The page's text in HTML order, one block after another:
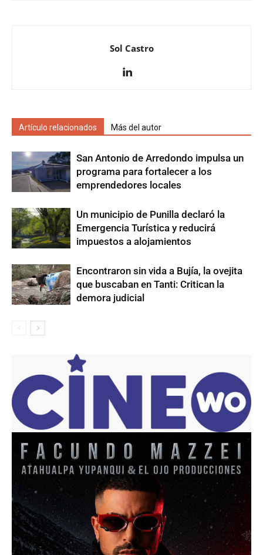
Sol Castro
Artículo relacionados Más del autor
San Antonio de Arredondo impulsa un
programa para fortalecer a los
emprendedores locales
Un municipio de Punilla declaró la
Emergencia Turística y reducirá
impuestos a alojamientos
Encontraron sin vida a Bujía, la ovejita
que buscaban en Tanti: Critican la
demora judicial